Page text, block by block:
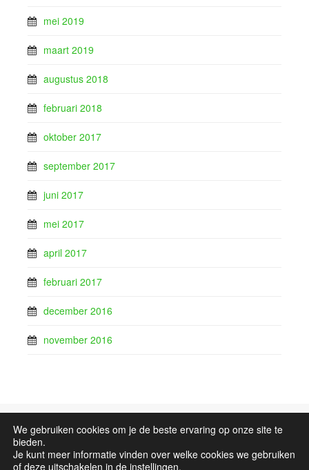
mei 2019
maart 2019
augustus 2018
februari 2018
oktober 2017
september 2017
juni 2017
mei 2017
april 2017
februari 2017
december 2016
november 2016
Sitemap
We gebruiken cookies om je de beste ervaring op onze site te
bieden.
Je kunt meer informatie vinden over welke cookies we gebruiken
of deze uitschakelen in de instellingen.